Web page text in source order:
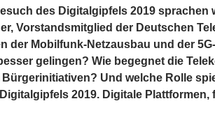
des Digitalgipfels 2019 sprachen
Vorstandsmitglied der Deutschen
der Mobilfunk-Netzausbau und der 5G-
gelingen? Wie begegnet die
Und welche Rolle
2019. Digitale Plattformen,